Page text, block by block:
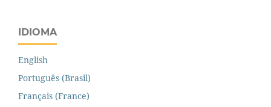
IDIOMA
English
Português (Brasil)
Français (France)